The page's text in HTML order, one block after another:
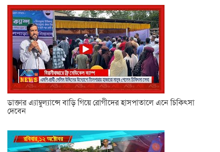
ডাক্তার এ্যাম্বুল্যান্সে বাড়ি গিয়ে রোগীদের হাসপাতালে এনে চিকিৎসা
দেবেন